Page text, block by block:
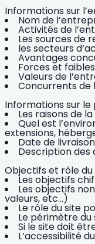
Informations sur
Nom de
Activités de
Les sources de
les secteurs
Avantages
Forces et
Valeurs de
Concurrents de
Informations sur
Les raisons de
Quel est
extensions,
Date de
Description des
Objectifs et rôle du
Les objectifs
Les objectifs
valeurs, etc…)
Le rôle du site
Le périmètre du
Si lesite doit
L’accessibilité